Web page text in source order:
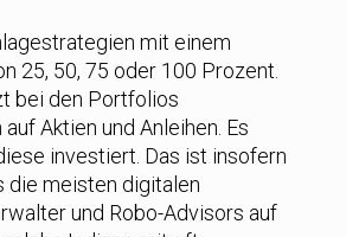
mit einem
25, 50, 75 oder 100 Prozent.
bei den Portfolios
Aktien und Anleihen. Es
investiert. Das ist insofern
die meisten digitalen
und Robo-Advisors auf